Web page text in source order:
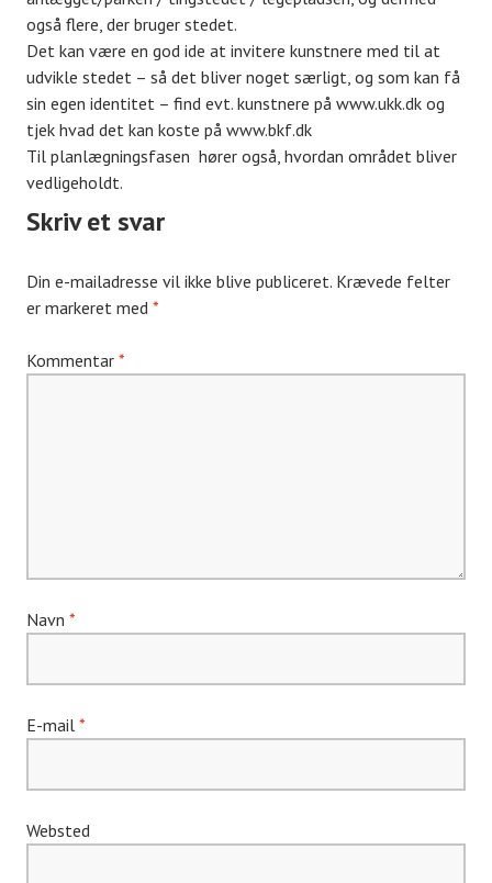
også flere, der bruger stedet.
Det kan være en god ide at invitere kunstnere med til at
udvikle stedet – så det bliver noget særligt, og som kan få
sin egen identitet – find evt. kunstnere på www.ukk.dk og
tjek hvad det kan koste på www.bkf.dk
Til planlægningsfasen hører også, hvordan området bliver
vedligeholdt.
Skriv et svar
Din e-mailadresse vil ikke blive publiceret. Krævede felter
er markeret med *
Kommentar *
Navn *
E-mail *
Websted